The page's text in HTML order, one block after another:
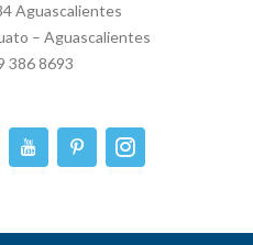
Aguascalientes
– Aguascalientes
386 8693